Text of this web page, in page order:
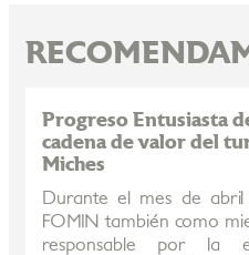
Progreso Entusiasta
cadena de valor del
Miches
Durante el mes de
FOMIN también como
responsable por la